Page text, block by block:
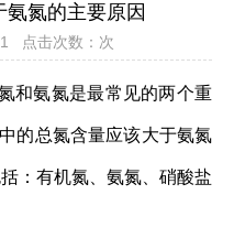
氮的主要原因
点击次数： 次
和氨氮是最常见的两个重
的总氮含量应该大于氨氮
：有机氮、氨氮、硝酸盐